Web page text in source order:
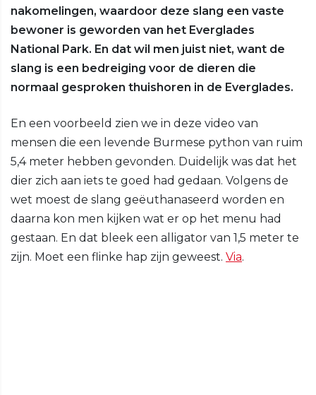
nakomelingen, waardoor deze slang een vaste
bewoner is geworden van het Everglades
National Park. En dat wil men juist niet, want de
slang is een bedreiging voor de dieren die
normaal gesproken thuishoren in de Everglades.
En een voorbeeld zien we in deze video van
mensen die een levende Burmese python van ruim
5,4 meter hebben gevonden. Duidelijk was dat het
dier zich aan iets te goed had gedaan. Volgens de
wet moest de slang geëuthanaseerd worden en
daarna kon men kijken wat er op het menu had
gestaan. En dat bleek een alligator van 1,5 meter te
zijn. Moet een flinke hap zijn geweest. Via.